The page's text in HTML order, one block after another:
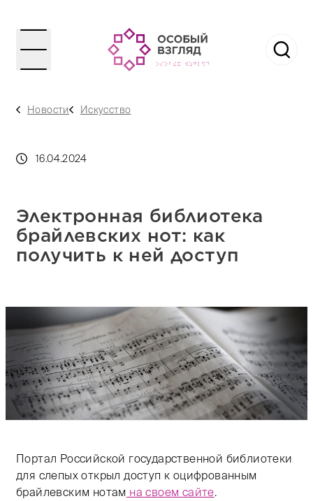
Новости Искусство
16.04.2024
Электронная библиотека
брайлевских нот: как
получить к ней доступ
Портал Российской государственной библиотеки
для слепых открыл доступ к оцифрованным
брайлевским нотам на своем сайте.